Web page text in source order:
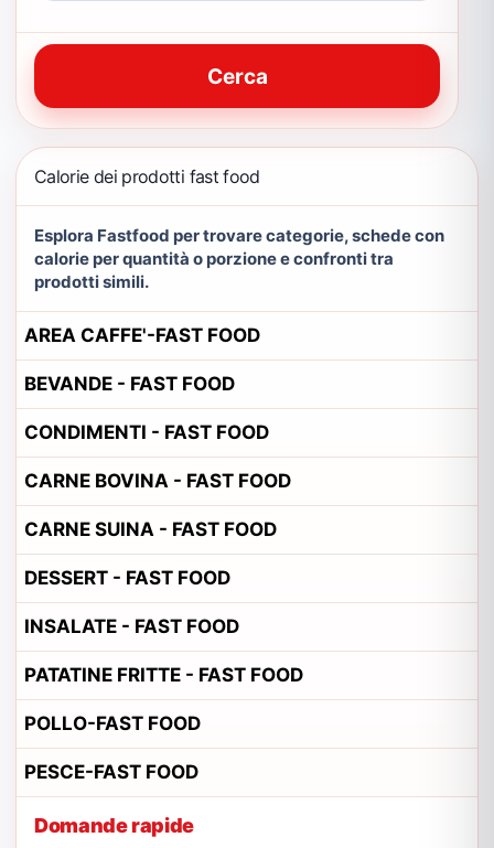
Cerca
Calorie dei prodotti fast food
Esplora Fastfood per trovare categorie, schede con
calorie per quantità o porzione e confronti tra
prodotti simili.
AREA CAFFE'-FAST FOOD
BEVANDE - FAST FOOD
CONDIMENTI - FAST FOOD
CARNE BOVINA - FAST FOOD
CARNE SUINA - FAST FOOD
DESSERT - FAST FOOD
INSALATE - FAST FOOD
PATATINE FRITTE - FAST FOOD
POLLO-FAST FOOD
PESCE-FAST FOOD
Domande rapide